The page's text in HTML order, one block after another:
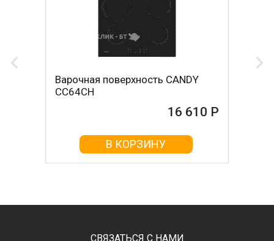
Варочная поверхность CANDY
CC64CH
16 610 Р
В КОРЗИНУ
СВЯЗАТЬСЯ С НАМИ